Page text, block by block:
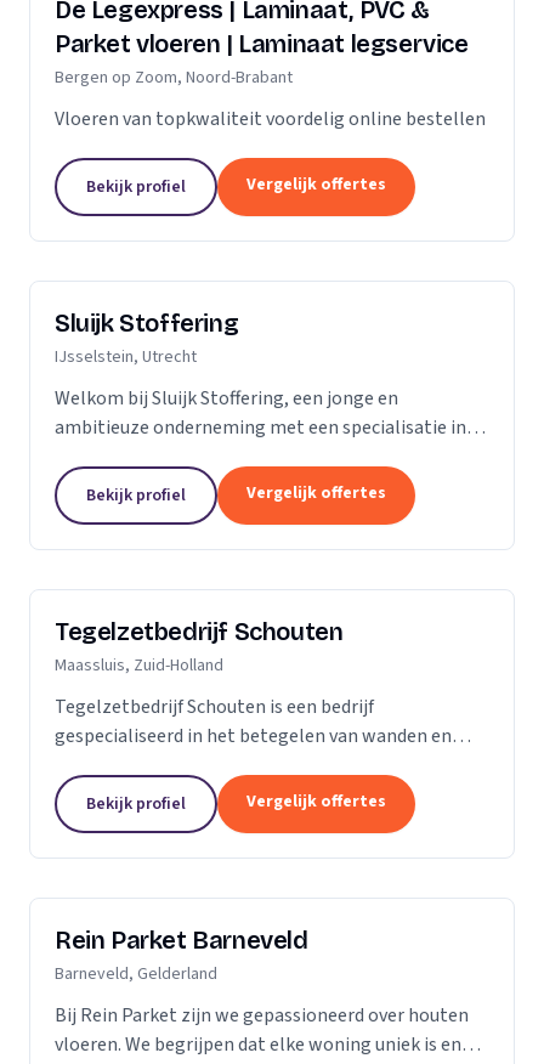
De Legexpress | Laminaat, PVC &
Parket vloeren | Laminaat legservice
Bergen op Zoom, Noord-Brabant
Vloeren van topkwaliteit voordelig online bestellen
Bekijk profiel Vergelijk offertes
Sluijk Stoffering
IJsselstein, Utrecht
Welkom bij Sluijk Stoffering, een jonge en
ambitieuze onderneming met een specialisatie in
kunnen we zeggen dat we al 20 jaar onze expertise...
Bekijk profiel Vergelijk offertes
Tegelzetbedrijf Schouten
Maassluis, Zuid-Holland
Tegelzetbedrijf Schouten is een bedrijf
gespecialiseerd in het betegelen van wanden en
bedrijven als particulieren. Nieuwbouw- of
renovatieprojecten,...
Bekijk profiel Vergelijk offertes
Rein Parket Barneveld
Barneveld, Gelderland
Bij Rein Parket zijn we gepassioneerd over houten
vloeren. We begrijpen dat elke woning uniek is en